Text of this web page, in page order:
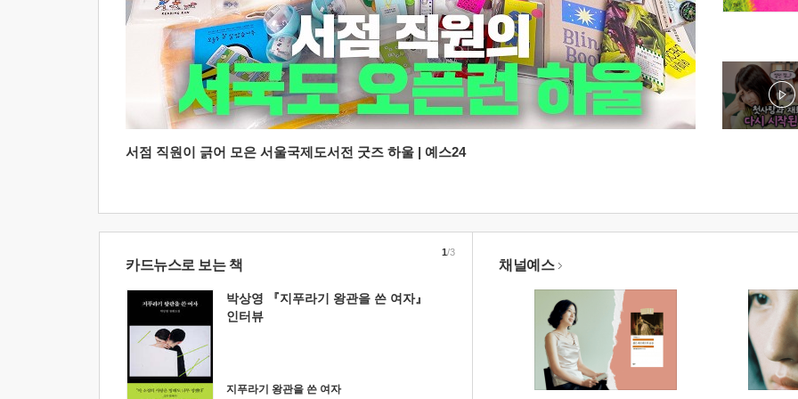
서점 직원이 긁어 모은 서울국제도서전 굿즈 하울 | 예스24
카드뉴스로 보는 책
박상영 『지푸라기 왕관을 쓴 여자』
인터뷰
지푸라기 왕관을 쓴 여자
1/3
채널예스